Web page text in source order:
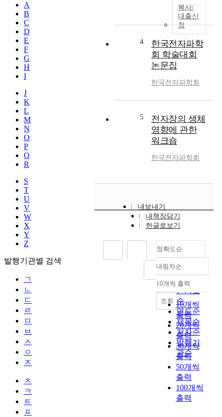
A
B
C
D
E
F
G
H
I
J
K
L
M
N
O
P
Q
R
S
T
U
V
W
X
Y
Z
발행기관별 검색
ㄱ
ㄴ
ㄷ
ㄹ
ㅁ
ㅂ
ㅅ
ㅇ
ㅈ
ㅊ
ㅋ
ㅌ
ㅍ
복사/
대출신
청
4
한국전자파학
회 학술대회
논문집
한국전자파학회
5
전자장의 생체
영향에 관한
워크숍
한국전자파학회
내보내기
내책장담기
한글로보기
정확도순
정확도
순
인기도
순
연도순
제목순
저자순
발행기
관순
내림차순
내림차순
10개씩 출력
10개씩
출력
20개씩
출력
30개씩
출력
50개씩
출력
100개씩
출력
조회